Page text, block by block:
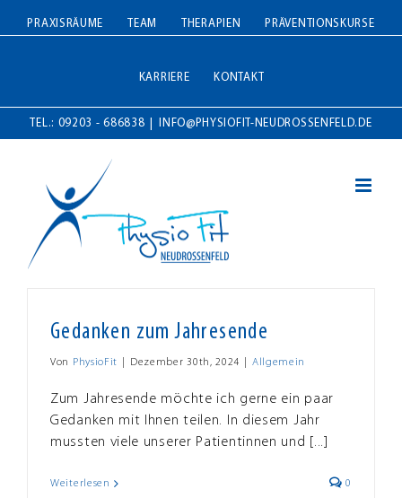
Inhalt
PRAXISRÄUME TEAM THERAPIEN PRÄVENTIONSKURSE
KARRIERE KONTAKT
TEL.: 09203 - 686838 INFO@PHYSIOFIT-NEUDROSSENFELD.DE
Gedanken zum Jahresende
Von PhysioFit Dezember 30th, 2024 Allgemein
Zum Jahresende möchte ich gerne ein paar
Gedanken mit Ihnen teilen. In diesem Jahr
mussten viele unserer Patientinnen und [...]
Weiterlesen 0